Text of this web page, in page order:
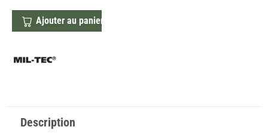
Ajouter au panier
Description